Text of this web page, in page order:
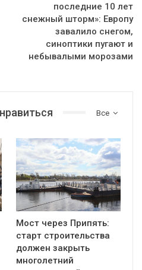
последние 10 лет
снежный шторм»: Европу
завалило снегом,
синоптики пугают и
небывалыми морозами
Все
Мост через Припять:
старт строительства
должен закрыть
многолетний